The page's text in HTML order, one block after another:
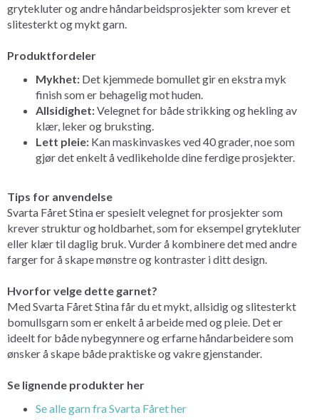
grytekluter og andre håndarbeidsprosjekter som krever et
slitesterkt og mykt garn.
Produktfordeler
Mykhet: Det kjemmede bomullet gir en ekstra myk
finish som er behagelig mot huden.
Allsidighet:Velegnet for både strikking og hekling av
klær, leker og bruksting.
Lett pleie: Kan maskinvaskes ved 40 grader, noe som
gjør det enkelt å vedlikeholde dine ferdige prosjekter.
Tips for anvendelse
Svarta Fåret Stina er spesielt velegnet for prosjekter som
krever struktur og holdbarhet, som for eksempel grytekluter
eller klær til daglig bruk. Vurder å kombinere det med andre
farger for å skape mønstre og kontraster i ditt design.
Hvorfor velge dette garnet?
Med Svarta Fåret Stina får du et mykt, allsidig og slitesterkt
bomullsgarn som er enkelt å arbeide med og pleie. Det er
ideelt for både nybegynnere og erfarne håndarbeidere som
ønsker å skape både praktiske og vakre gjenstander.
Se lignende produkter her
Se alle garn fra Svarta Fåret her